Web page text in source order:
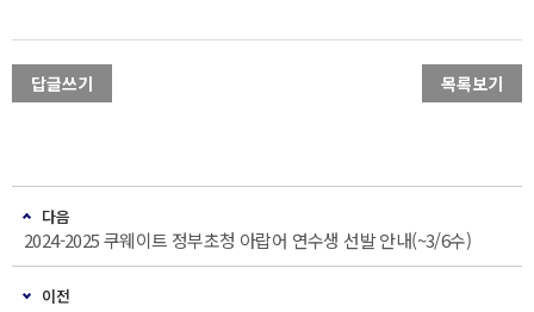
답글쓰기 목록보기
다음
2024-2025 쿠웨이트 정부초청 아랍어 연수생 선발 안내(~3/6수)
이전